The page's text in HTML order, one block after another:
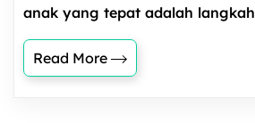
anak yang tepat adalah
Read More